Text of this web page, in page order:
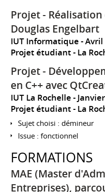
Projet -
Douglas Engelbart
IUT Informatique
Avril
Projet étudiant
La
Projet -
en C++ avec
IUT La Rochelle
Projet étudiant
La
Sujet choisi : démineur
Issue : fonctionnel
FORMATIONS
MAE (Master
Entreprises),